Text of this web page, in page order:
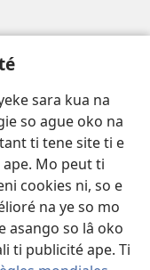
sara kua na
so ague oko na
ti tene site ti e
Mo peut ti
cookies ni, so e
na ye so mo
asango so lâ oko
ti publicité ape. Ti